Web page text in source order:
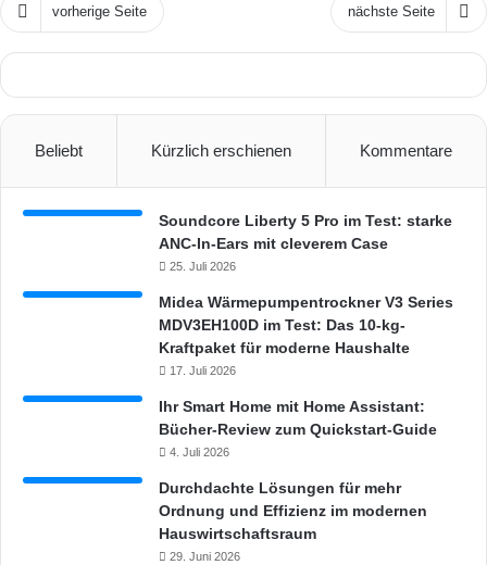
vorherige Seite nächste Seite
Beliebt Kürzlich erschienen Kommentare
Soundcore Liberty 5 Pro im Test: starke
ANC-In-Ears mit cleverem Case
25. Juli 2026
Midea Wärmepumpentrockner V3 Series
MDV3EH100D im Test: Das 10-kg-
Kraftpaket für moderne Haushalte
17. Juli 2026
Ihr Smart Home mit Home Assistant:
Bücher-Review zum Quickstart-Guide
4. Juli 2026
Durchdachte Lösungen für mehr
Ordnung und Effizienz im modernen
Hauswirtschaftsraum
29. Juni 2026